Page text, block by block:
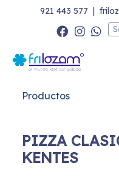
921 443 577 |
Productos
PIZZA
KENTES